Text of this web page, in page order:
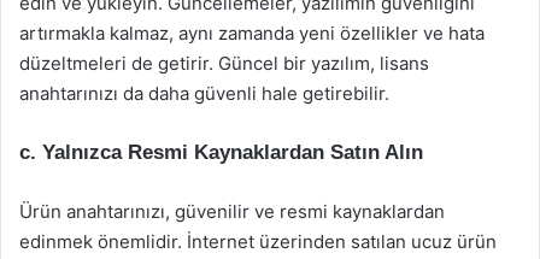
artırmakla kalmaz, aynı zamanda yeni özellikler ve hata
düzeltmeleri de getirir. Güncel bir yazılım, lisans
anahtarınızı da daha güvenli hale getirebilir.
c. Yalnızca Resmi Kaynaklardan Satın Alın
Ürün anahtarınızı, güvenilir ve resmi kaynaklardan
edinmek önemlidir. İnternet üzerinden satılan ucuz ürün